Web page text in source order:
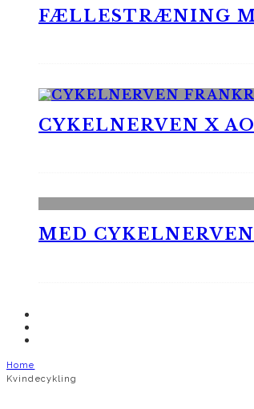
FÆLLESTRÆNING
CYKELNERVEN X
MED
Home
Kvindecykling